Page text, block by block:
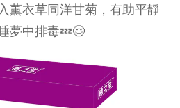
薰衣草同洋甘菊，有助平靜
夢中排毒💤😌